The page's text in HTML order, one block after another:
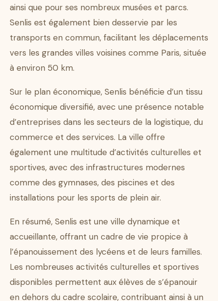
ainsi que pour ses nombreux musées et parcs.
Senlis est également bien desservie par les
transports en commun, facilitant les déplacements
vers les grandes villes voisines comme Paris, située
à environ 50 km.
Sur le plan économique, Senlis bénéficie d’un tissu
économique diversifié, avec une présence notable
d’entreprises dans les secteurs de la logistique, du
commerce et des services. La ville offre
également une multitude d’activités culturelles et
sportives, avec des infrastructures modernes
comme des gymnases, des piscines et des
installations pour les sports de plein air.
En résumé, Senlis est une ville dynamique et
accueillante, offrant un cadre de vie propice à
l’épanouissement des lycéens et de leurs familles.
Les nombreuses activités culturelles et sportives
disponibles permettent aux élèves de s’épanouir
en dehors du cadre scolaire, contribuant ainsi à un